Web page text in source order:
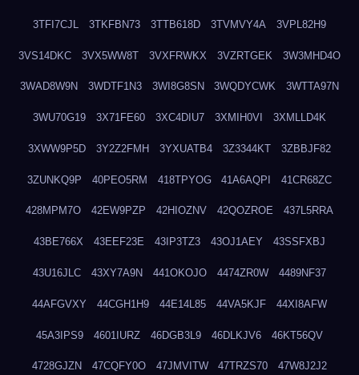
3TFI7CJL 3TKFBN73 3TTB618D 3TVMVY4A 3VPL82H9
3VS14DKC 3VX5WW8T 3VXFRWKX 3VZRTGEK 3W3MHD4O
3WAD8W9N 3WDTF1N3 3WI8G8SN 3WQDYCWK 3WTTA97N
3WU70G19 3X71FE60 3XC4DIU7 3XMIH0VI 3XMLLD4K
3XWW9P5D 3Y2Z2FMH 3YXUATB4 3Z3344KT 3ZBBJF82
3ZUNKQ9P 40PEO5RM 418TPYOG 41A6AQPI 41CR68ZC
428MPM7O 42EW9PZP 42HIOZNV 42QOZROE 437L5RRA
43BE766X 43EEF23E 43IP3TZ3 43OJ1AEY 43SSFXBJ
43U16JLC 43XY7A9N 441OKOJO 4474ZR0W 4489NF37
44AFGVXY 44CGH1H9 44E14L85 44VA5KJF 44XI8AFW
45A3IPS9 4601IURZ 46DGB3L9 46DLKJV6 46KT56QV
4728GJZN 47CQFY0O 47JMVITW 47TRZS70 47W8J2J2